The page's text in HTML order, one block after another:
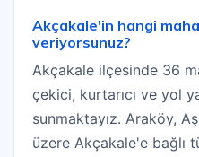
Akçakale'in hangi
veriyorsunuz?
Akçakale ilçesinde 36
çekici, kurtarıcı ve yol
sunmaktayız. Araköy,
üzere Akçakale'e bağlı